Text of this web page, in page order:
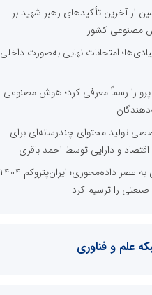
از آخرین تأکیدهای رهبر شهید بر
مصنوعی کشور
امتحانات نهایی به‌صورت داخلی
جمنای ۳.۱ پرو را رسماً معرفی کرد؛ هوش مصنوعی
تولید محتوای چندرسانه‌ای برای
و دارایی توسط احمد باقری
عبور از خام‌فروشی به عصر داده‌محوری؛ ایران‌پتروکم ۱۴۰۴
را ترسیم کرد
علم و فناوری